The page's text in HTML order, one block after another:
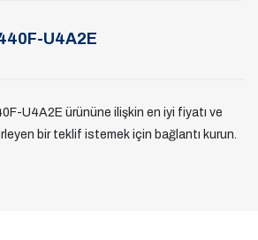
U4A2E
U4A2E ürününe ilişkin en iyi fiyatı ve
bir teklif istemek için bağlantı kurun.